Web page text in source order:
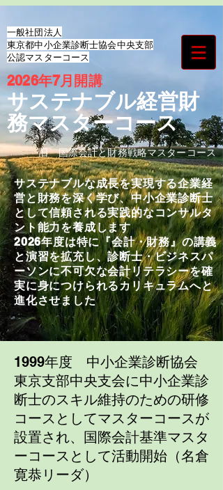
サステナブル経営財
務マスターコース
​旧 国際会計と財務戦略マスターコース
​2026年7月開講
サステナブルな成長を実現する企業経
営と財務を深く学び、中小企業診断士
として信頼される実践的なコンサルタ
ント能力を養成します
2026年度は特に『会計・財務』の講義
と演習を拡充し、診断士・ビジネスパ
ーソンに不可欠な会計リテラシーを確
実に身につけられるカリキュラムへと
進化させました​
​一般社団法人
東京都中小企業診断士協会中央支部
​公認マスターコース
1999年度 中小企業診断協会
東京支部中央支会に中小企業診
断士のスキル維持のための研修
コースとしてマスターコースが
設置され、国際会計基準マスタ
ーコースとして活動開始（名倉
寛恭リーダ）